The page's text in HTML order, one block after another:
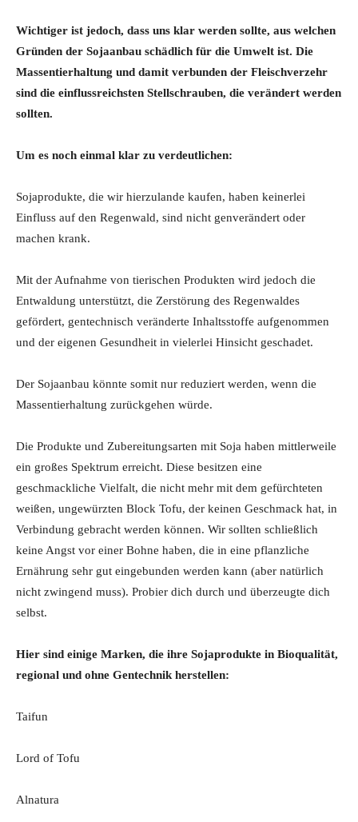
Wichtiger ist jedoch, dass uns klar werden sollte, aus welchen
Gründen der Sojaanbau schädlich für die Umwelt ist. Die
Massentierhaltung und damit verbunden der Fleischverzehr
sind die einflussreichsten Stellschrauben, die verändert werden
sollten.
Um es noch einmal klar zu verdeutlichen:
Sojaprodukte, die wir hierzulande kaufen, haben keinerlei
Einfluss auf den Regenwald, sind nicht genverändert oder
machen krank.
Mit der Aufnahme von tierischen Produkten wird jedoch die
Entwaldung unterstützt, die Zerstörung des Regenwaldes
gefördert, gentechnisch veränderte Inhaltsstoffe aufgenommen
und der eigenen Gesundheit in vielerlei Hinsicht geschadet.
Der Sojaanbau könnte somit nur reduziert werden, wenn die
Massentierhaltung zurückgehen würde.
Die Produkte und Zubereitungsarten mit Soja haben mittlerweile
ein großes Spektrum erreicht. Diese besitzen eine
geschmackliche Vielfalt, die nicht mehr mit dem gefürchteten
weißen, ungewürzten Block Tofu, der keinen Geschmack hat, in
Verbindung gebracht werden können. Wir sollten schließlich
keine Angst vor einer Bohne haben, die in eine pflanzliche
Ernährung sehr gut eingebunden werden kann (aber natürlich
nicht zwingend muss). Probier dich durch und überzeugte dich
selbst.
Hier sind einige Marken, die ihre Sojaprodukte in Bioqualität,
regional und ohne Gentechnik herstellen:
Taifun
Lord of Tofu
Alnatura